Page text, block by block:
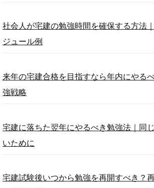
社会人が宅建の勉強時間を確保する方法
ジュール例
来年の宅建合格を目指すなら年内にやる
強戦略
宅建に落ちた翌年にやるべき勉強法｜同
いために
宅建試験後いつから勉強を再開すべき？